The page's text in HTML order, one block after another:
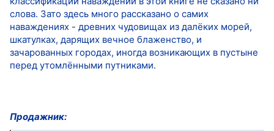
слова. Зато здесь много рассказано о самих
наваждениях - древних чудовищах из далёких морей,
шкатулках, дарящих вечное блаженство, и
зачарованных городах, иногда возникающих в пустыне
перед утомлёнными путниками.
Продажник: